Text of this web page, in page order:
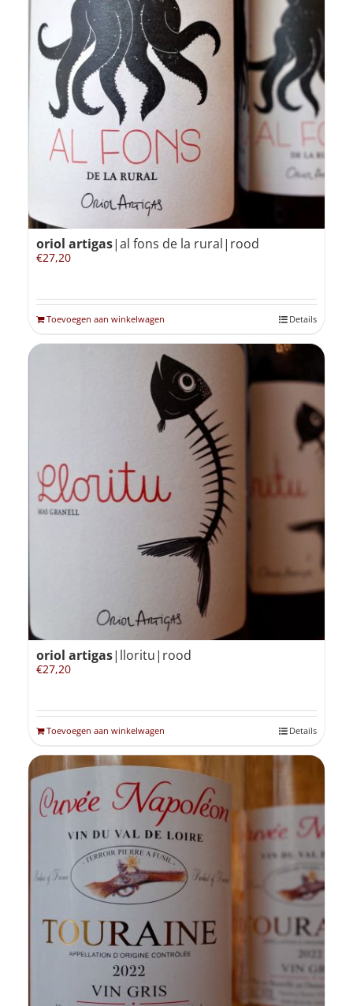
oriol artigas|al fons de la rural|rood
€27,20
Toevoegen aan winkelwagen Details
oriol artigas|lloritu|rood
€27,20
Toevoegen aan winkelwagen Details